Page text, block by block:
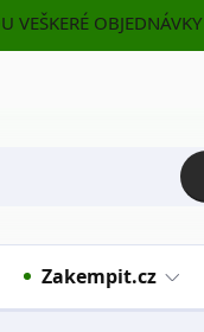
Zakempit.cz